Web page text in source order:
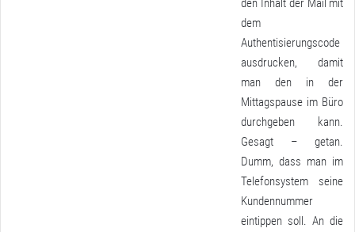
dem
Authentisierungscode
ausdrucken, damit
man den in der
Mittagspause im Büro
durchgeben kann.
Gesagt – getan.
Dumm, dass man im
Telefonsystem seine
Kundennummer
eintippen soll. An die